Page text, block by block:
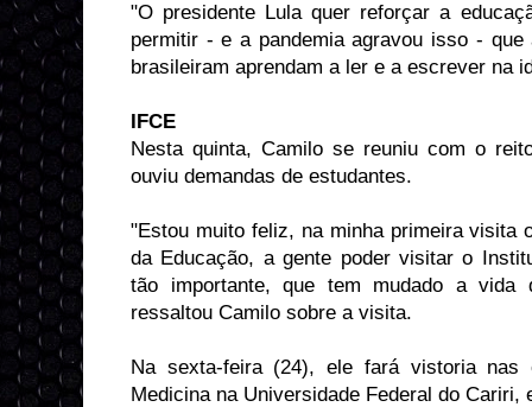
"O presidente Lula quer reforçar a
permitir - e a pandemia agravou isso -
brasileiram aprendam a ler e a escrever na
IFCE
Nesta quinta, Camilo se reuniu com o
ouviu demandas de estudantes.
"Estou muito feliz, na minha primeira visita
da Educação, a gente poder visitar o
tão importante, que tem mudado a vida
ressaltou Camilo sobre a visita.
Na sexta-feira (24), ele fará vistoria
Medicina na Universidade Federal do Cariri,